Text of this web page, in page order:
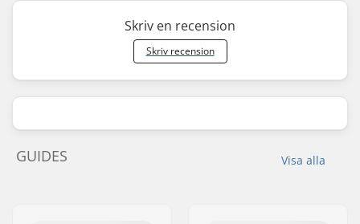
Skriv en recension
Skriv recension
Visa alla
GUIDES